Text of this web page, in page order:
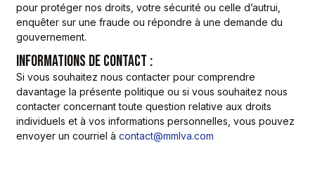
pour protéger nos droits, votre sécurité ou celle d’autrui,
enquêter sur une fraude ou répondre à une demande du
gouvernement.
INFORMATIONS DE CONTACT :
Si vous souhaitez nous contacter pour comprendre
davantage la présente politique ou si vous souhaitez nous
contacter concernant toute question relative aux droits
individuels et à vos informations personnelles, vous pouvez
envoyer un courriel àcontact@mmlva.com